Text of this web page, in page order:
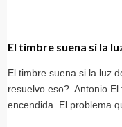
El timbre suena si la
El timbre suena si la luz
resuelvo eso?. Antonio
encendida. El problema